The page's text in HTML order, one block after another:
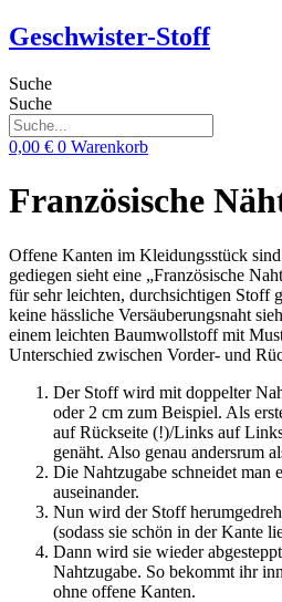
Zum
Inhalt
Geschwister-Stoff
Suche
Suche
0,00 € 0 Warenkorb
Französische
Offene Kanten im Kleidungsstück
gediegen sieht eine „Französische
für sehr leichten, durchsichtigen Stoff
keine hässliche Versäuberungsnaht
einem leichten Baumwollstoff mit
Unterschied zwischen Vorder- und
Der Stoff wird mit doppelter
oder 2 cm zum Beispiel. Als
auf Rückseite (!)/Links auf
genäht. Also genau andersrum
Die Nahtzugabe schneidet man
auseinander.
Nun wird der Stoff
(sodass sie schön in der Kante
Dann wird sie wieder
Nahtzugabe. So bekommt ihr
ohne offene Kanten.